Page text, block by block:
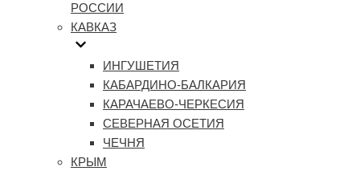
РОССИИ
КАВКАЗ
ИНГУШЕТИЯ
КАБАРДИНО-БАЛКАРИЯ
КАРАЧАЕВО-ЧЕРКЕСИЯ
СЕВЕРНАЯ ОСЕТИЯ
ЧЕЧНЯ
КРЫМ